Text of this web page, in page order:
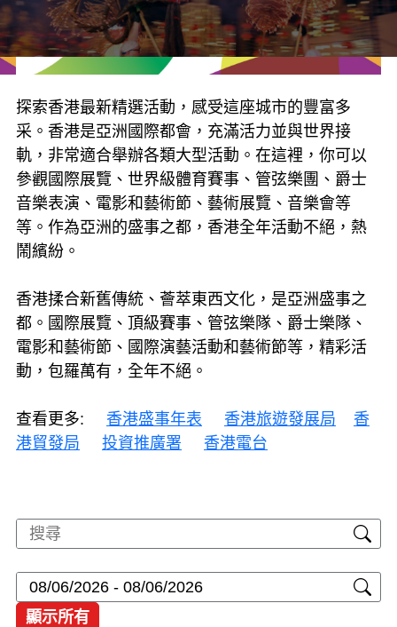
探索香港最新精選活動，感受這座城市的豐富多
采。香港是亞洲國際都會，充滿活力並與世界接
軌，非常適合舉辦各類大型活動。在這裡，你可以
參觀國際展覽、世界級體育賽事、管弦樂團、爵士
音樂表演、電影和藝術節、藝術展覽、音樂會等
等。作為亞洲的盛事之都，香港全年活動不絕，熱
鬧繽紛。
香港揉合新舊傳統、薈萃東西文化，是亞洲盛事之
都。國際展覽、頂級賽事、管弦樂隊、爵士樂隊、
電影和藝術節、國際演藝活動和藝術節等，精彩活
動，包羅萬有，全年不絕。
查看更多: 香港盛事年表 香港旅遊發展局
香
港貿發局
投資推廣署 香港電台
顯示所有